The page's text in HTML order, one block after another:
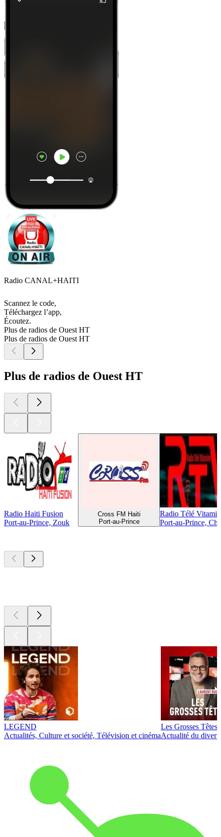
Radio CANAL+HAITI
Scannez le code,
Téléchargez l’app,
Écoutez.
Plus de radios de Ouest HT
Plus de radios de Ouest HT
Plus de radios de Ouest HT
Radio Haiti Fusion
Port-au-Prince, Zouk
Cross FM Haiti
Port-au-Prince
Radio Télé
Port-au-Prince,
LEGEND
Actualités, Culture et société, Télévision et cinéma
Les Grosses Têtes
Actualité du